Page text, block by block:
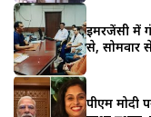
इमरजेंसी में
से, सोमवार
पीएम मोदी